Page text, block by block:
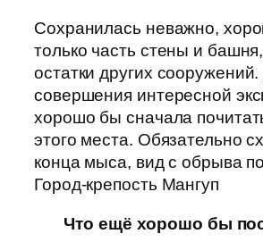
Сохранилась неважно,
только часть стены и
остатки других
совершения интересной
хорошо бы сначала
этого места. Обязательно
конца мыса, вид с обрыва
Город-крепость Мангуп
Что ещё хорошо бы